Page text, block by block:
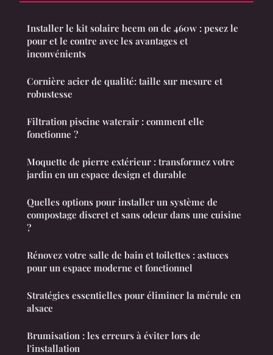
Installer le kit solaire beem on de 460w : pesez le
pour et le contre avec les avantages et
inconvénients
Cornière acier de qualité: taille sur mesure et
robustesse
Filtration piscine waterair : comment elle
fonctionne ?
Moquette de pierre extérieur : transformez votre
jardin en un espace design et durable
Quelles options pour installer un système de
compostage discret et sans odeur dans une cuisine
?
Rénovez votre salle de bain et toilettes : astuces
pour un espace moderne et fonctionnel
Stratégies essentielles pour éliminer la mérule en
alsace
Brumisation : les erreurs à éviter lors de
l'installation